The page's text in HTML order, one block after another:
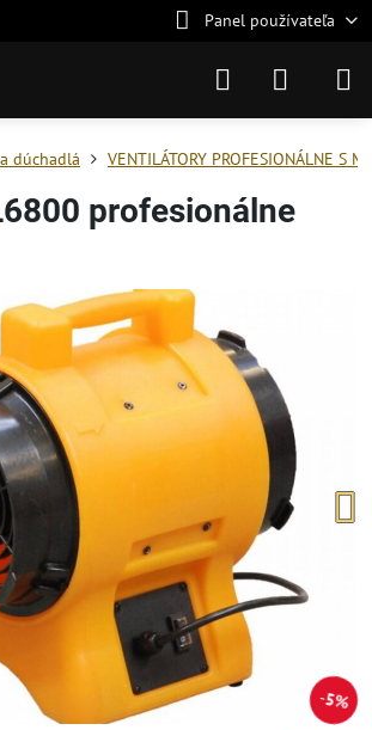
Panel používateľa
5%
dúchadlá VENTILÁTORY PROFESIONÁLNE S
profesionálne